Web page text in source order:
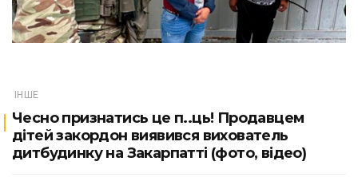
ІНШЕ
Чесно признатись це п..ць! Продавцем
дітей закордон виявився вихователь
дитбудинку на Закарпатті (фото, відео)